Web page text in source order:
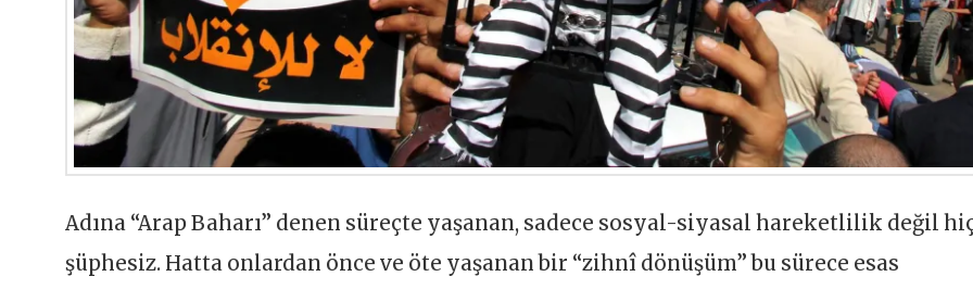
Adına “Arap Baharı” denen süreçte yaşanan, sadece sosyal-siyasal hareketlilik değil
şüphesiz. Hatta onlardan önce ve öte yaşanan bir “zihnî dönüşüm” bu sürece esas